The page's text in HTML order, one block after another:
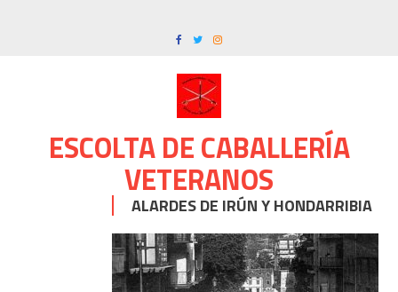
ESCOLTA DE CABALLERÍA
VETERANOS
ALARDES DE IRÚN Y HONDARRIBIA